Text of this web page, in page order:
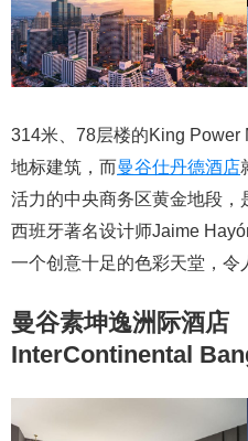
314米、78层楼的King Power
地标建筑，而曼谷仕丹德酒店
活力的中央商务区黄金地段
西班牙著名设计师Jaime
一个创意十足的色彩天堂，令
曼谷素坤逸洲际酒店
InterContinental